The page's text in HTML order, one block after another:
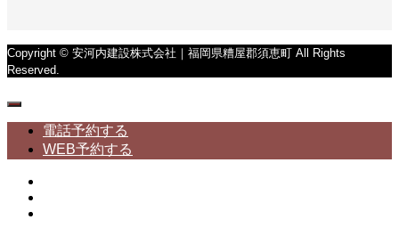
Copyright © 安河内建設株式会社｜福岡県糟屋郡須恵町 All Rights
Reserved.
電話予約する
WEB予約する